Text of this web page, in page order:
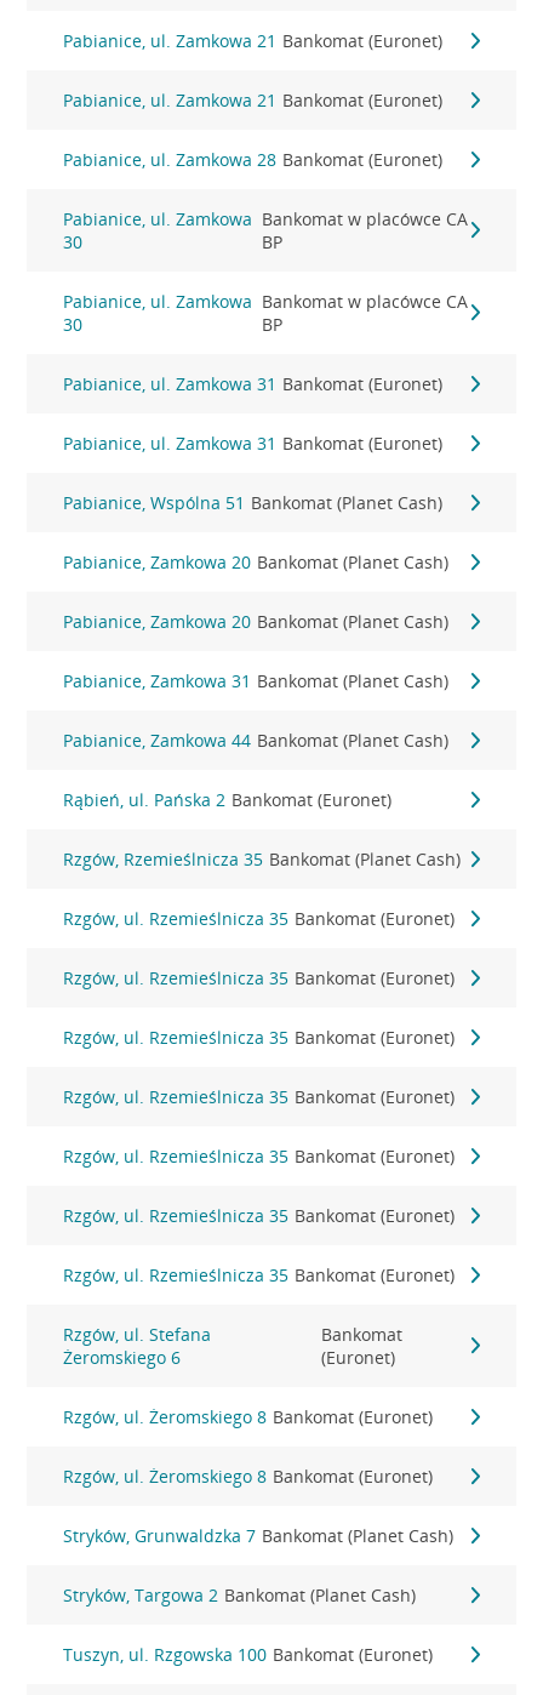
Pabianice, ul. Zamkowa 21 Bankomat (Euronet)
Pabianice, ul. Zamkowa 21 Bankomat (Euronet)
Pabianice, ul. Zamkowa 28 Bankomat (Euronet)
Pabianice, ul. Zamkowa
30
Bankomat w placówce CA
BP
Pabianice, ul. Zamkowa
30
Bankomat w placówce CA
BP
Pabianice, ul. Zamkowa 31 Bankomat (Euronet)
Pabianice, ul. Zamkowa 31 Bankomat (Euronet)
Pabianice, Wspólna 51 Bankomat (Planet Cash)
Pabianice, Zamkowa 20 Bankomat (Planet Cash)
Pabianice, Zamkowa 20 Bankomat (Planet Cash)
Pabianice, Zamkowa 31 Bankomat (Planet Cash)
Pabianice, Zamkowa 44 Bankomat (Planet Cash)
Rąbień, ul. Pańska 2 Bankomat (Euronet)
Rzgów, Rzemieślnicza 35 Bankomat (Planet Cash)
Rzgów, ul. Rzemieślnicza 35 Bankomat (Euronet)
Rzgów, ul. Rzemieślnicza 35 Bankomat (Euronet)
Rzgów, ul. Rzemieślnicza 35 Bankomat (Euronet)
Rzgów, ul. Rzemieślnicza 35 Bankomat (Euronet)
Rzgów, ul. Rzemieślnicza 35 Bankomat (Euronet)
Rzgów, ul. Rzemieślnicza 35 Bankomat (Euronet)
Rzgów, ul. Rzemieślnicza 35 Bankomat (Euronet)
Rzgów, ul. Stefana
Żeromskiego 6
Bankomat
(Euronet)
Rzgów, ul. Żeromskiego 8 Bankomat (Euronet)
Rzgów, ul. Żeromskiego 8 Bankomat (Euronet)
Stryków, Grunwaldzka 7 Bankomat (Planet Cash)
Stryków, Targowa 2 Bankomat (Planet Cash)
Tuszyn, ul. Rzgowska 100 Bankomat (Euronet)